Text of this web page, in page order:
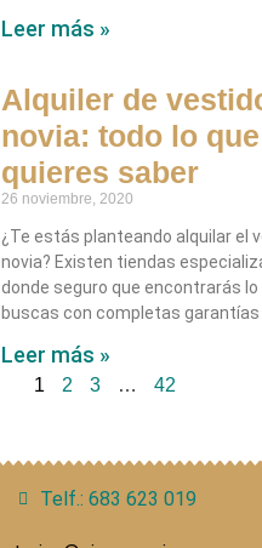
Leer más »
Alquiler de
novia: todo lo que
quieres saber
26 noviembre, 2020
¿Te estás planteando alquilar el
novia? Existen tiendas
donde seguro que encontrarás lo
buscas con completas garantías
Leer más »
1 2 3 … 42
Telf.: 683 623 019